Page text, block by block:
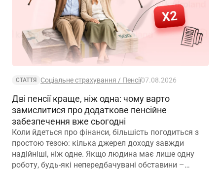
СТАТТЯ Соціальне страхування / Пенсії07.08.2026
Дві пенсії краще, ніж одна: чому варто
замислитися про додаткове пенсійне
забезпечення вже сьогодні
Коли йдеться про фінанси, більшість погодиться з
простою тезою: кілька джерел доходу завжди
надійніші, ніж одне. Якщо людина має лише одну
роботу, будь-які непередбачувані обставини –